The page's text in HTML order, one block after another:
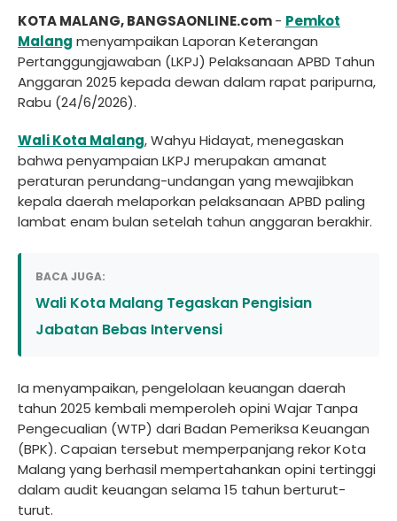
KOTA MALANG, BANGSAONLINE.com- Pemkot
Malang menyampaikan Laporan Keterangan
Pertanggungjawaban (LKPJ) Pelaksanaan APBD Tahun
Anggaran 2025 kepada dewan dalam rapat paripurna,
Rabu (24/6/2026).
Wali Kota Malang, Wahyu Hidayat, menegaskan
bahwa penyampaian LKPJ merupakan amanat
peraturan perundang-undangan yang mewajibkan
kepala daerah melaporkan pelaksanaan APBD paling
lambat enam bulan setelah tahun anggaran berakhir.
BACA JUGA:
Wali Kota Malang Tegaskan Pengisian
Jabatan Bebas Intervensi
Ia menyampaikan, pengelolaan keuangan daerah
tahun 2025 kembali memperoleh opini Wajar Tanpa
Pengecualian (WTP) dari Badan Pemeriksa Keuangan
(BPK). Capaian tersebut memperpanjang rekor Kota
Malang yang berhasil mempertahankan opini tertinggi
dalam audit keuangan selama 15 tahun berturut-
turut.